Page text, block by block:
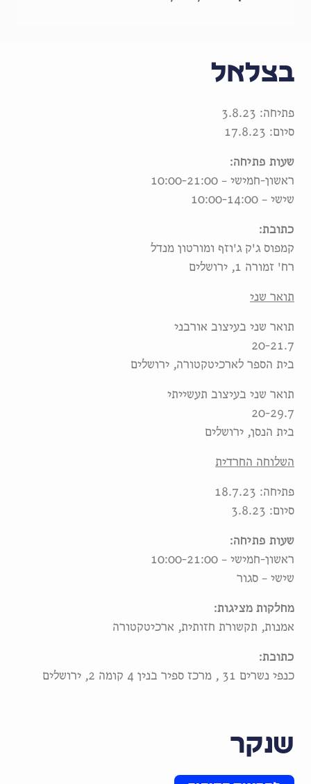
בצלאל
פתיחה: 3.8.23
סיום: 17.8.23
שעות פתיחה:
ראשון-חמישי – 10:00-21:00
שישי – 10:00-14:00
כתובת:
קמפוס ג'ק ג'וזף ומורטון מנדל
רח' זמורה 1, ירושלים
תואר שני
תואר שני בעיצוב אורבני
20-21.7
בית הספר לארכיטקטורה, ירושלים
תואר שני בעיצוב תעשייתי
20-29.7
בית הנסן, ירושלים
השלוחה החרדית
פתיחה: 18.7.23
סיום: 3.8.23
שעות פתיחה:
ראשון-חמישי – 10:00-21:00
שישי – סגור
מחלקות מציגות:
אמנות, תקשורת חזותית, ארכיטקטורה
כתובת:
כנפי נשרים 31 , מרכז ספיר בנין 4 קומה 2, ירושלים
שנקר